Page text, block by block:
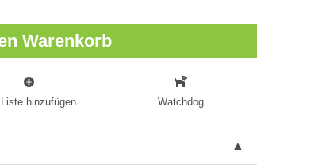
Warenkorb
hinzufügen Watchdog